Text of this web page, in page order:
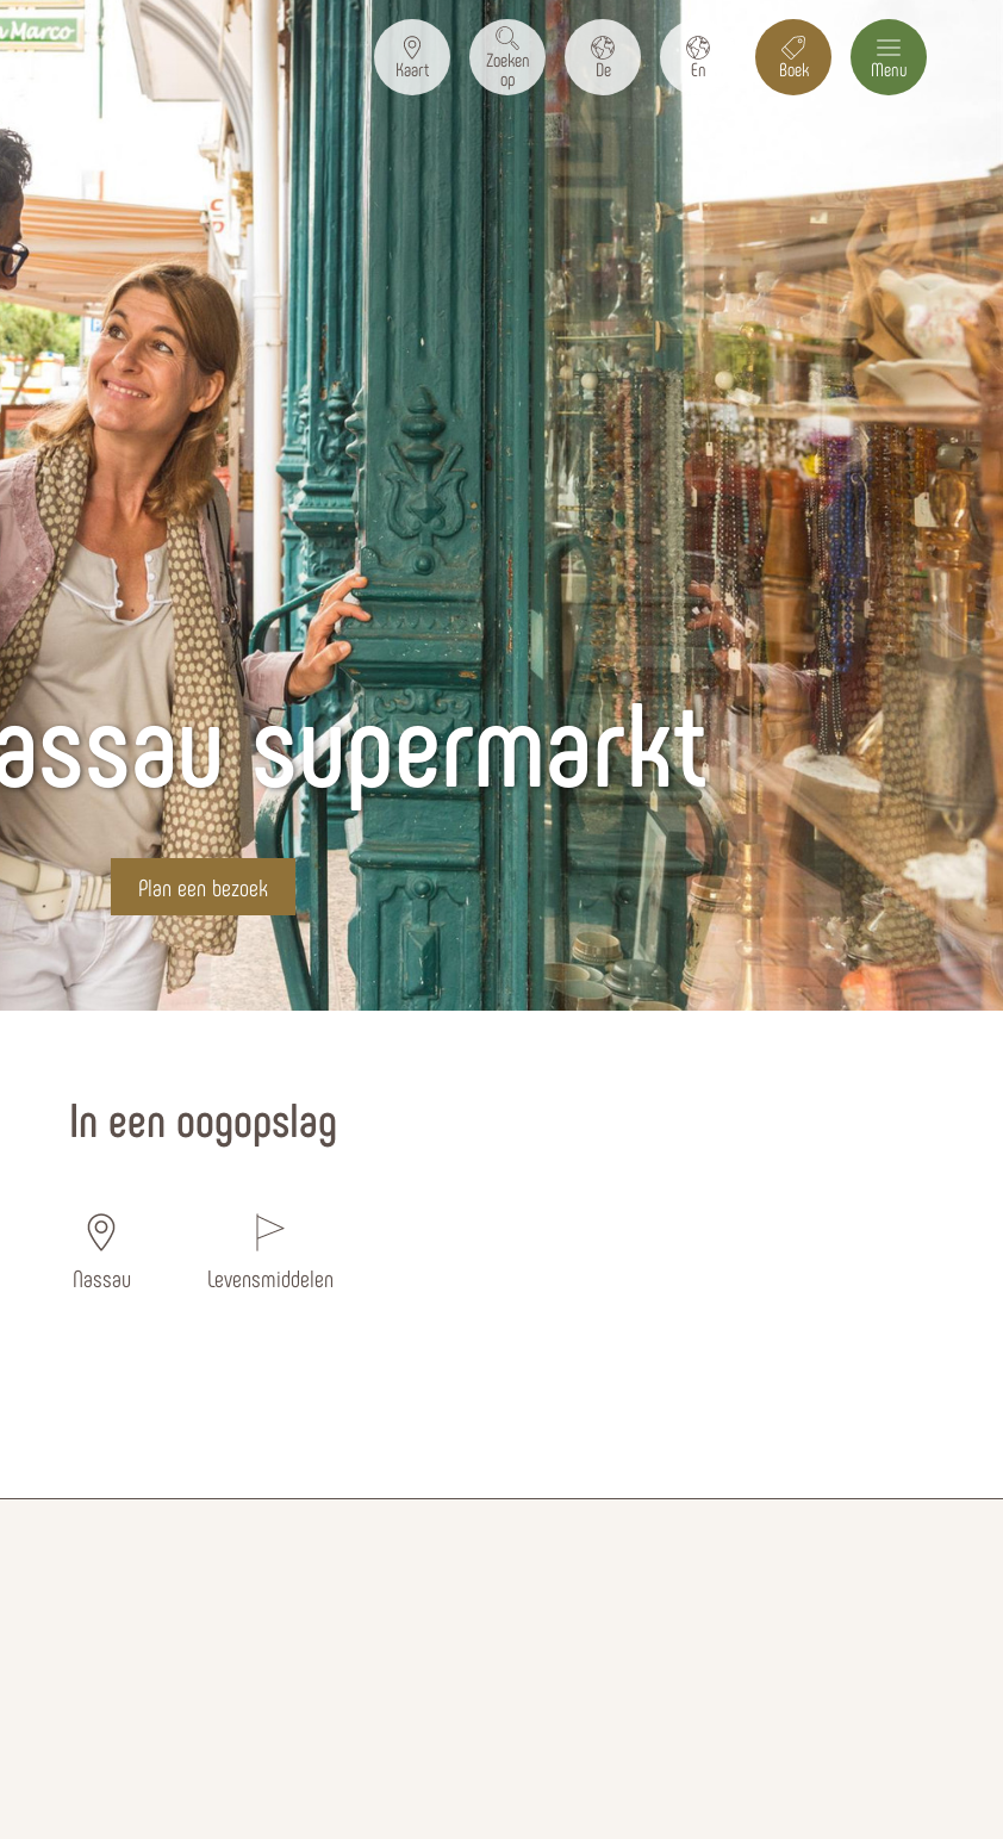
Kaart
Zoeken
op
De En Boek Menu
supermarkt
Plan een bezoek
In een oogopslag
Nassau Levensmiddelen